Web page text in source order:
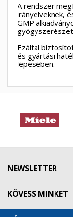
A rendszer
irányelveknek,
GMP
Ezáltal
és gyártási
lépésében.
NEWSLETTER
KÖVESS MINKET
My
Create new
Kívánságlista
Be kell
mentéséhez.